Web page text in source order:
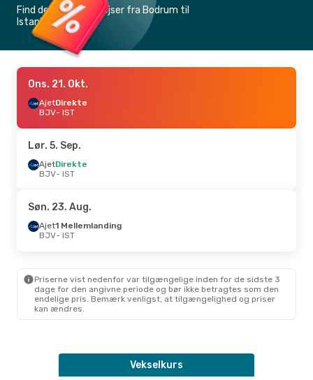
Find de billigste flyrejser fra Bodrum til
Istanbul
Ons. 21. Okt.
AjetDirekte
BJV- IST
Lør. 5. Sep.
AjetDirekte
BJV- IST
Søn. 23. Aug.
Ajet1 Mellemlanding
BJV- IST
Priserne vist nedenfor var tilgængelige inden for de sidste 3
dage for den angivne periode og bør ikke betragtes som den
endelige pris. Bemærk venligst, at tilgængelighed og priser
kan ændres.
Vekselkurs